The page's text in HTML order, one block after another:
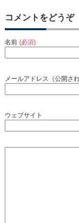
コメントをどうぞ
名前 (必須)
メールアドレス（公開さ
ウェブサイト